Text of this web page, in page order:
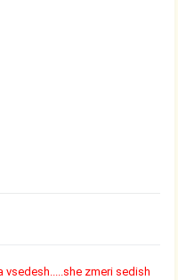
zmeri sedish